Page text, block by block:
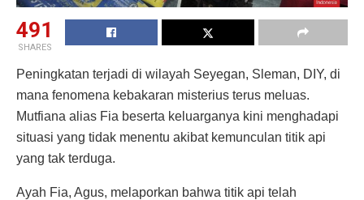
491
SHARES
Peningkatan terjadi di wilayah Seyegan, Sleman, DIY, di
mana fenomena kebakaran misterius terus meluas.
Mutfiana alias Fia beserta keluarganya kini menghadapi
situasi yang tidak menentu akibat kemunculan titik api
yang tak terduga.
Ayah Fia, Agus, melaporkan bahwa titik api telah